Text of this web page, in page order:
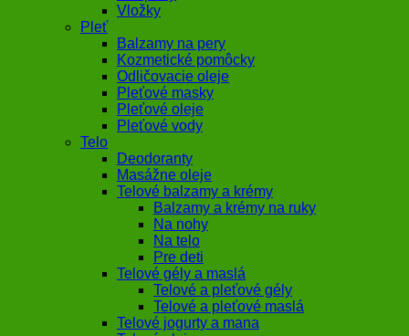
Vložky
Pleť
Balzamy na pery
Kozmetické pomôcky
Odličovacie oleje
Pleťové masky
Pleťové oleje
Pleťové vody
Telo
Deodoranty
Masážne oleje
Telové balzamy a krémy
Balzamy a krémy na ruky
Na nohy
Na telo
Pre deti
Telové gély a maslá
Telové a pleťové gély
Telové a pleťové maslá
Telové jogurty a mana